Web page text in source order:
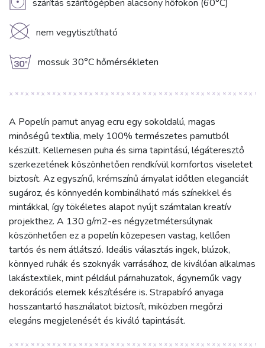
V szárítás szárítógépben alacsony hőfokon (60°C)
K nem vegytisztítható
g mossuk 30°C hőmérsékleten
A Popelín pamut anyag ecru egy sokoldalú, magas
minőségű textília, mely 100% természetes pamutból
készült. Kellemesen puha és sima tapintású, légáteresztő
szerkezetének köszönhetően rendkívül komfortos viseletet
biztosít. Az egyszínű, krémszínű árnyalat időtlen eleganciát
sugároz, és könnyedén kombinálható más színekkel és
mintákkal, így tökéletes alapot nyújt számtalan kreatív
projekthez. A 130 g/m2-es négyzetmétersúlynak
köszönhetően ez a popelín közepesen vastag, kellően
tartós és nem átlátszó. Ideális választás ingek, blúzok,
könnyed ruhák és szoknyák varrásához, de kiválóan alkalmas
lakástextilek, mint például párnahuzatok, ágyneműk vagy
dekorációs elemek készítésére is. Strapabíró anyaga
hosszantartó használatot biztosít, miközben megőrzi
elegáns megjelenését és kiváló tapintását.